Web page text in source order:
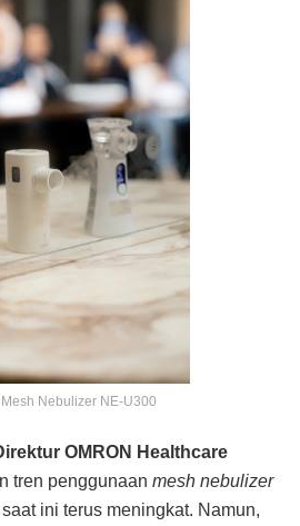
Nebulizer NE-U300
OMRON Healthcare
tren penggunaan mesh nebulizer
ini terus meningkat. Namun,